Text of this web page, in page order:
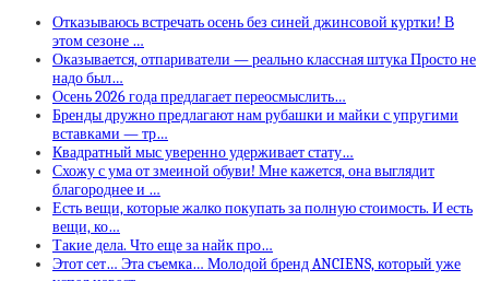
Отказываюсь встречать осень без синей джинсовой куртки! В
этом сезоне …
Оказывается, отпариватели — реально классная штука Просто не
надо был…
Осень 2026 года предлагает переосмыслить…
Бренды дружно предлагают нам рубашки и майки с упругими
вставками — тр…
Квадратный мыс уверенно удерживает стату…
Схожу с ума от змеиной обуви! Мне кажется, она выглядит
благороднее и …
Есть вещи, которые жалко покупать за полную стоимость. И есть
вещи, ко…
Такие дела. Что еще за найк про…
Этот сет… Эта съемка… Молодой бренд ANCIENS, который уже